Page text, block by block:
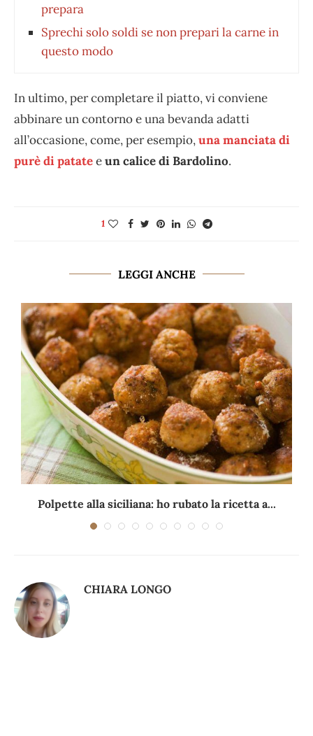
prepara
Sprechi solo soldi se non prepari la carne in
questo modo
In ultimo, per completare il piatto, vi conviene
abbinare un contorno e una bevanda adatti
all’occasione, come, per esempio,una manciata di
purè di patateeun calice di Bardolino.
1
LEGGI ANCHE
Polpette alla siciliana: ho rubato la ricetta a...
CHIARA LONGO